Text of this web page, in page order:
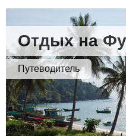
Отдых на
Путеводитель